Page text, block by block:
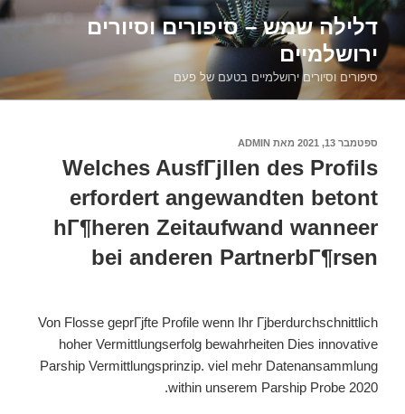
דילוג
לתוכןדלילה שמש – סיפורים וסיורים
ירושלמיים
סיפורים וסיורים ירושלמיים בטעם של פעם
פורסם
ספטמבר 13, 2021 מאת ADMIN
Welches AusfГјllen des Profils
erfordert angewandten betont
hГ¶heren Zeitaufwand wanneer
bei anderen PartnerbГ¶rsen
Von Flosse geprГјfte Profile wenn Ihr Гјberdurchschnittlich
hoher Vermittlungserfolg bewahrheiten Dies innovative
Parship Vermittlungsprinzip. viel mehr Datenansammlung
within unserem Parship Probe 2020.